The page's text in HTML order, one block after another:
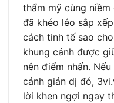
thẩm mỹ cùng
đã khéo léo sắp
cách tinh tế sao
khung cảnh được
nên điểm nhấn.
cảnh giản dị đó,
lời khen ngợi ngay